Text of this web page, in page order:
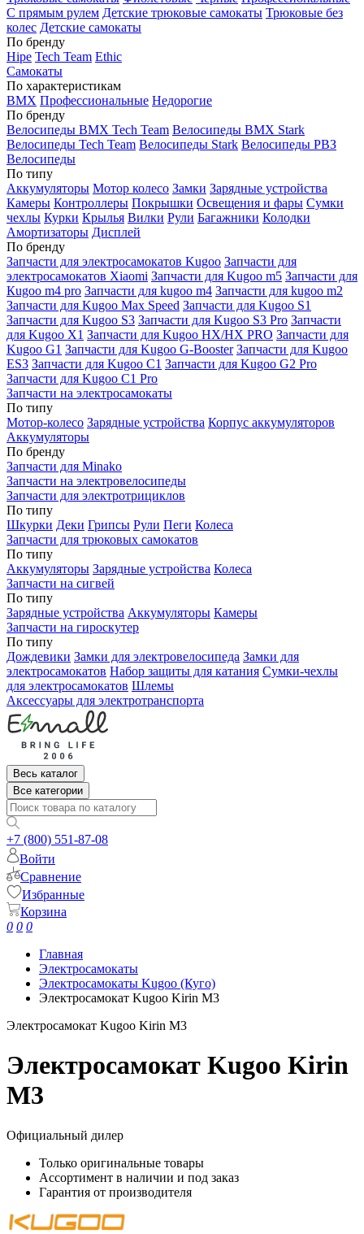
С прямым рулем Детские трюковые самокаты Трюковые без
колес Детские самокаты
По бренду
Hipe Tech Team Ethic
Самокаты
По характеристикам
BMX Профессиональные Недорогие
По бренду
Велосипеды BMX Tech Team Велосипеды BMX Stark
Велосипеды Tech Team Велосипеды Stark Велосипеды РВЗ
Велосипеды
По типу
Аккумуляторы Мотор колесо Замки Зарядные устройства
Камеры Контроллеры Покрышки Освещения и фары Сумки
чехлы Курки Крылья Вилки Рули Багажники Колодки
Амортизаторы Дисплей
По бренду
Запчасти для электросамокатов Kugoo Запчасти для
электросамокатов Xiaomi Запчасти для Kugoo m5 Запчасти для
Кugoo m4 pro Запчасти для kugoo m4 Запчасти для kugoo m2
Запчасти для Kugoo Max Speed Запчасти для Kugoo S1
Запчасти для Kugoo S3 Запчасти для Kugoo S3 Pro Запчасти
для Kugoo X1 Запчасти для Kugoo HX/HX PRO Запчасти для
Kugoo G1 Запчасти для Kugoo G-Booster Запчасти для Kugoo
ES3 Запчасти для Kugoo C1 Запчасти для Kugoo G2 Pro
Запчасти для Kugoo C1 Pro
Запчасти на электросамокаты
По типу
Мотор-колесо Зарядные устройства Корпус аккумуляторов
Аккумуляторы
По бренду
Запчасти для Minako
Запчасти на электровелосипеды
Запчасти для электротрициклов
По типу
Шкурки Деки Грипсы Рули Пеги Колеса
Запчасти для трюковых самокатов
По типу
Аккумуляторы Зарядные устройства Колеса
Запчасти на сигвей
По типу
Зарядные устройства Аккумуляторы Камеры
Запчасти на гироскутер
По типу
Дождевики Замки для электровелосипеда Замки для
электросамокатов Набор защиты для катания Сумки-чехлы
для электросамокатов Шлемы
Аксессуары для электротранспорта
Весь каталог
Все категории
+7 (800) 551-87-08
Войти
Сравнение
Избранные
Корзина
0 0 0
Главная
Электросамокаты
Электросамокаты Kugoo (Куго)
Электросамокат Kugoo Kirin M3
Электросамокат Kugoo Kirin M3
Электросамокат Kugoo Kirin
M3
Официальный дилер
Только оригинальные товары
Ассортимент в наличии и под заказ
Гарантия от производителя